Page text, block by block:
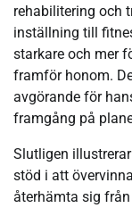
rehabilitering och
inställning till
starkare och mer
framför honom.
avgörande för
framgång på
Slutligen
stöd i att
återhämta sig